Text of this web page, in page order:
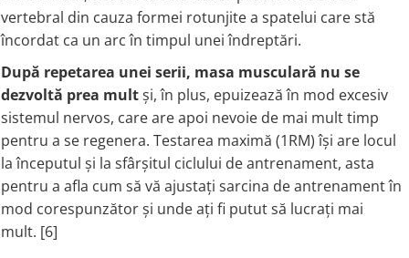
vertebral din cauza formei rotunjite a spatelui care stă
încordat ca un arc în timpul unei îndreptări.
După repetarea unei serii, masa musculară nu se
dezvoltă prea multși, în plus, epuizează în mod excesiv
sistemul nervos, care are apoi nevoie de mai mult timp
pentru a se regenera. Testarea maximă (1RM) își are locul
la începutul și la sfârșitul ciclului de antrenament, asta
pentru a afla cum să vă ajustați sarcina de antrenament în
mod corespunzător și unde ați fi putut să lucrați mai
mult. [6]